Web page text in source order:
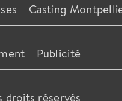
Casting
Publicité
droits réservés